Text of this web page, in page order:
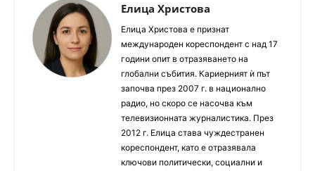
Елица Христова
Елица Христова е признат
международен кореспондент с над 17
години опит в отразяването на
глобални събития. Кариерният ѝ път
започва през 2007 г. в национално
радио, но скоро се насочва към
телевизионната журналистика. През
2012 г. Елица става чуждестранен
кореспондент, като е отразявала
ключови политически, социални и